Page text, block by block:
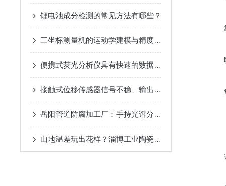
锂电池成分检测的常见方法有哪些？
三坐标测量机的运动学建模与精度优化策略
便携式荧光分析仪具有快速的数据采集和处理能力
接触式位移传感器信号不稳、输出跳变的常见原因与处理
岳阳管道防腐加工厂：手持光谱分析枪识破防腐合金“虚标含量“的偷工套路
山地温差玩出花样？淄博工业陶瓷靠光谱仪稳住端口碑